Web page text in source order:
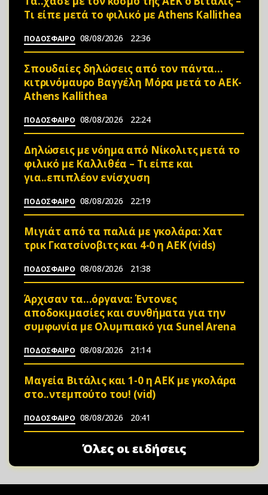
Τι είπε μετά το φιλικό με Athens Kallithea
ΠΟΔΟΣΦΑΙΡΟ 08/08/2026 22:36
Σπουδαίες δηλώσεις από τον πάντα…
κιτρινόμαυρο Βαγγέλη Μόρα μετά το ΑΕΚ-
Athens Kallithea
ΠΟΔΟΣΦΑΙΡΟ 08/08/2026 22:24
Δηλώσεις με νόημα από Νίκολιτς μετά το
φιλικό με Καλλιθέα – Τι είπε και
για..επιπλέον ενίσχυση
ΠΟΔΟΣΦΑΙΡΟ 08/08/2026 22:19
Μιγιάτ από τα παλιά με γκολάρα: Χατ
τρικ Γκατσίνοβιτς και 4-0 η ΑΕΚ (vids)
ΠΟΔΟΣΦΑΙΡΟ 08/08/2026 21:38
Άρχισαν τα…όργανα: Έντονες
αποδοκιμασίες και συνθήματα για την
συμφωνία με Ολυμπιακό για Sunel Arena
ΠΟΔΟΣΦΑΙΡΟ 08/08/2026 21:14
Μαγεία Βιτάλις και 1-0 η ΑΕΚ με γκολάρα
στο..ντεμπούτο του! (vid)
ΠΟΔΟΣΦΑΙΡΟ 08/08/2026 20:41
Όλες οι ειδήσεις